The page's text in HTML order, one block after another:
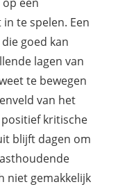
te spelen. Een
goed kan
lagen van
te bewegen
van het
kritische
blijft dagen om
niet gemakkelijk